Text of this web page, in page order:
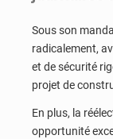
Sous son
radicalement,
et de sécurité
projet de
En plus, la
opportunité